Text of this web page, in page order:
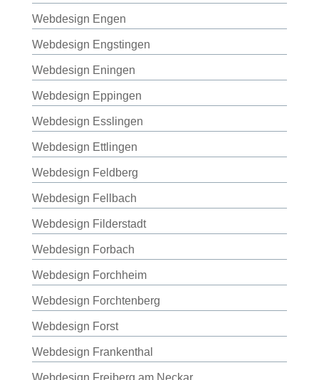
Webdesign Engen
Webdesign Engstingen
Webdesign Eningen
Webdesign Eppingen
Webdesign Esslingen
Webdesign Ettlingen
Webdesign Feldberg
Webdesign Fellbach
Webdesign Filderstadt
Webdesign Forbach
Webdesign Forchheim
Webdesign Forchtenberg
Webdesign Forst
Webdesign Frankenthal
Webdesign Freiberg am Neckar